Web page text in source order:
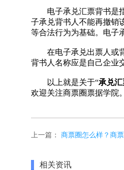
电子承兑汇票背书是指
子承兑背书人不能再撤销
等合法行为为基础。电子
在电子承兑出票人或背
背书人名称应是自己企业
以上就是关于“承兑
欢迎关注商票圈票据学院。
上一篇： 商票圈怎么样？商
相关资讯